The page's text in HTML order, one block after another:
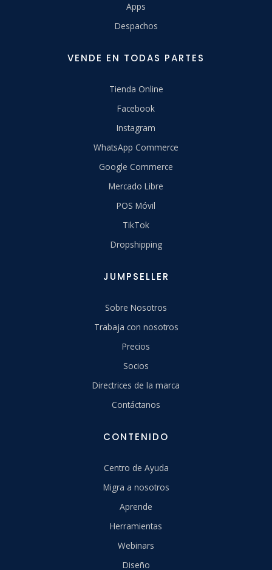
Apps
Despachos
VENDE EN TODAS PARTES
Tienda Online
Facebook
Instagram
WhatsApp Commerce
Google Commerce
Mercado Libre
POS Móvil
TikTok
Dropshipping
JUMPSELLER
Sobre Nosotros
Trabaja con nosotros
Precios
Socios
Directrices de la marca
Contáctanos
CONTENIDO
Centro de Ayuda
Migra a nosotros
Aprende
Herramientas
Webinars
Diseño